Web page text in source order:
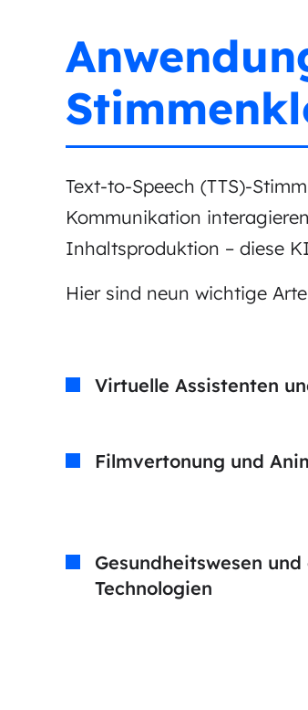
Text-to-Speech (TTS)-
Kommunikation
Inhaltsproduktion – diese
Hier sind neun wichtige
Virtuelle Assistenten
Filmvertonung und
Gesundheitswesen
Technologien